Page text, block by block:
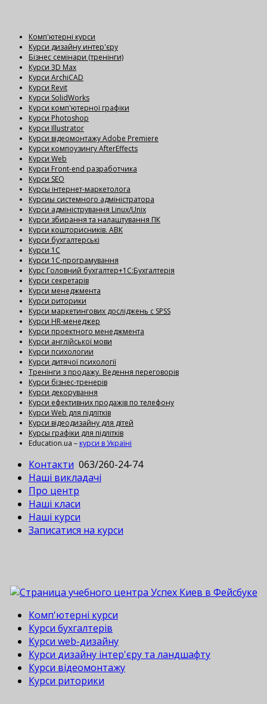
Комп'ютерні курси
Курси дизайну интер'єру
Бізнес семінари (тренінги)
Курси 3D Max
Курси ArchiCAD
Курси Revit
Курси SolidWorks
Курси комп'ютерної графіки
Курси Photoshop
Курси Illustrator
Курси відеомонтажу Adobe Premiere
Курси компоузингу AfterEffects
Курси Web
Курси Front-end разработчика
Курси SEO
Курсы інтернет-маркетолога
Курсиы системного адміністратора
Курси адміністрування Linux/Unix
Курси збирання та налаштування ПК
Курси кошторисників. АВК
Курси бухгалтерські
Курси 1С
Курси 1С-програмування
Курс Головний бухгалтер+1С:Бухгалтерія
Курси секретарів
Курси менеджмента
Курси риторики
Курси маркетингових досліджень с SPSS
Курси HR-менеджер
Курси проектного менеджмента
Курси англійської мови
Курси психологии
Курси дитячої психології
Тренінги з продажу. Ведення переговорів
Курси бізнес-тренерів
Курси декорування
Курси ефективних продажів по телефону
Курси Web для підлітків
Курси відеодизайну для дітей
Курсы графіки для підлітків
Education.ua – курси в Україні
Контакти 063/260-24-74
Наші викладачі
Про центр
Наші класи
Наші курси
Записатися на курси
Комп'ютерні курси
Курси бухгалтерів
Курси web-дизайну
Курси дизайну інтер'єру та ландшафту
Курси відеомонтажу
Курси риторики